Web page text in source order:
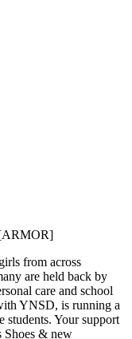
from across
are held back by
care and school
YNSD, is running a
students. Your support
Shoes & new